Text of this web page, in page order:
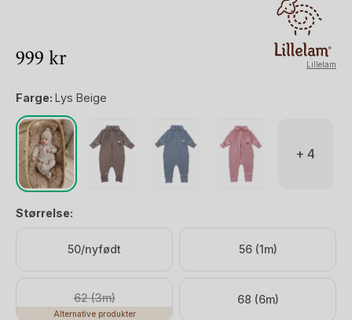
999 kr Lillelam
Farge: Lys Beige
+ 4
Størrelse:
50/nyfødt 56 (1m)
62 (3m)
Alternative produkter
68 (6m)